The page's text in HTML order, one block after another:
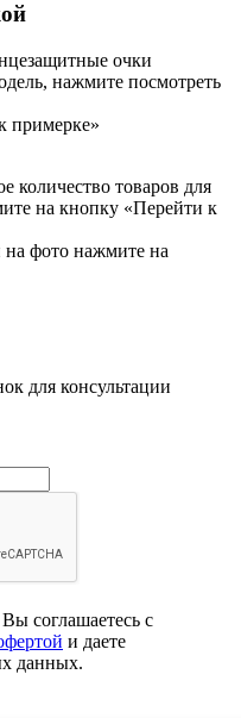
очки
нажмите посмотреть
примерке»
количество товаров для
на кнопку «Перейти к
фото нажмите на
для консультации
соглашаетесь с
и даете
данных.